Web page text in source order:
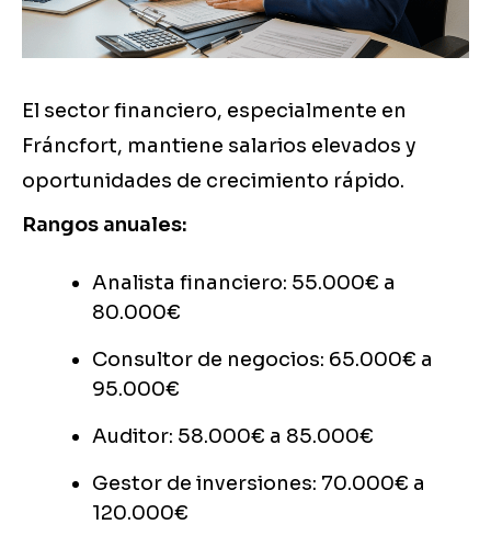
El sector financiero, especialmente en
Fráncfort, mantiene salarios elevados y
oportunidades de crecimiento rápido.
Rangos anuales:
Analista financiero: 55.000€ a
80.000€
Consultor de negocios: 65.000€ a
95.000€
Auditor: 58.000€ a 85.000€
Gestor de inversiones: 70.000€ a
120.000€